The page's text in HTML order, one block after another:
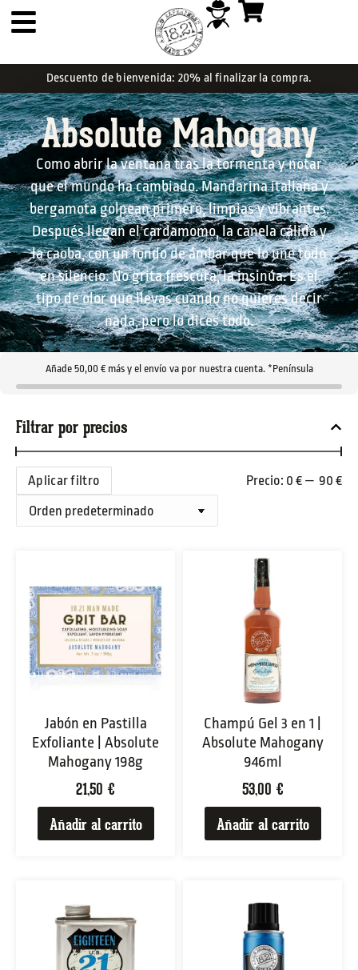
Descuento de bienvenida: 20% al finalizar la compra.
Absolute Mahogany
Como abrir la ventana tras la tormenta y notar
que el mundo ha cambiado. Mandarina italiana y
bergamota golpean primero, limpias y vibrantes.
Después llegan el cardamomo, la canela cálida y
la caoba, con un fondo de ámbar que lo une todo
en silencio. No grita frescura, la insinúa. Es el
tipo de olor que llevas cuando no quieres decir
nada, pero lo dices todo.
Añade 50,00 €más y el envío va por nuestra cuenta. *Península
Filtrar por precios
Precio: 0 € — 90 €
Aplicar filtro
Jabón en Pastilla
Exfoliante | Absolute
Mahogany 198g
21,50 €
Añadir al carrito
Champú Gel 3 en 1 |
Absolute Mahogany
946ml
53,00 €
Añadir al carrito